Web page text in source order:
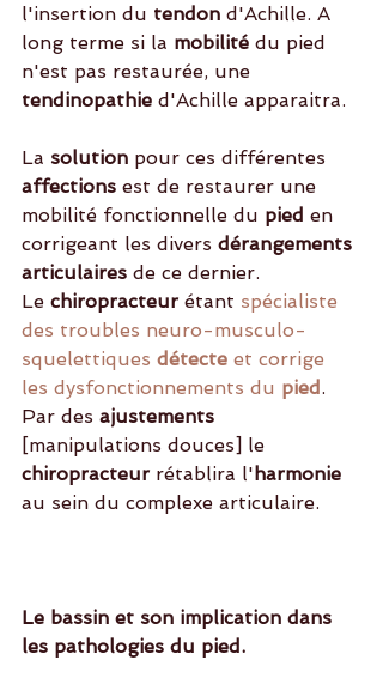
l'insertion du tendon d'Achille. A
long terme si la mobilité du pied
n'est pas restaurée, une
tendinopathie d'Achille apparaitra.
La solution pour ces différentes
affections est de restaurer une
mobilité fonctionnelle du pied en
corrigeant les divers dérangements
articulaires de ce dernier.
Le chiropracteur étant spécialiste
des troubles neuro-musculo-
squelettiques détecte et corrige
les dysfonctionnements du pied.
Par des ajustements
[manipulations douces] le
chiropracteur rétablira l'harmonie
au sein du complexe articulaire.
Le bassin et son implication dans
les pathologies du pied.